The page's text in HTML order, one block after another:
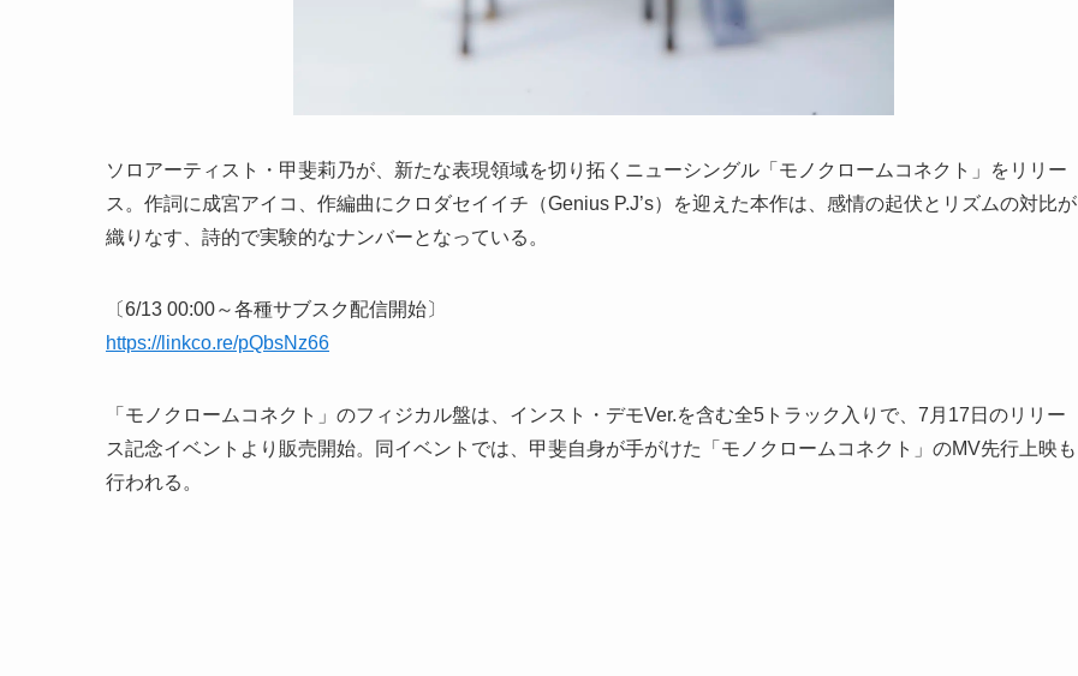
ソロアーティスト・甲斐莉乃が、新たな表現領域を切り拓くニューシングル「モノクロームコネクト」をリリー
ス。作詞に成宮アイコ、作編曲にクロダセイイチ（Genius P.J’s）を迎えた本作は、感情の起伏とリズムの対比が
織りなす、詩的で実験的なナンバーとなっている。
〔6/13 00:00～各種サブスク配信開始〕
https://linkco.re/pQbsNz66
「モノクロームコネクト」のフィジカル盤は、インスト・デモVer.を含む全5トラック入りで、7月17日のリリー
ス記念イベントより販売開始。同イベントでは、甲斐自身が手がけた「モノクロームコネクト」のMV先行上映も
行われる。